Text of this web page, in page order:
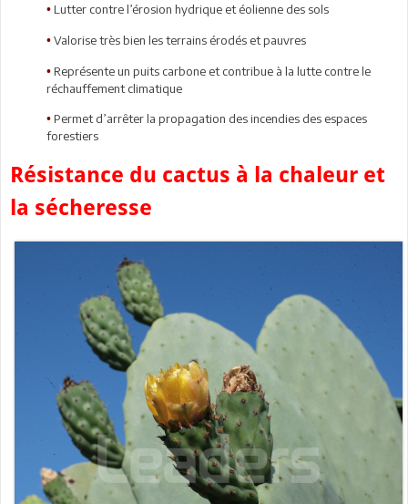
• Lutter contre l’érosion hydrique et éolienne des sols
• Valorise très bien les terrains érodés et pauvres
• Représente un puits carbone et contribue à la lutte contre le
réchauffement climatique
• Permet d’arrêter la propagation des incendies des espaces
forestiers
Résistance du cactus à la chaleur et
la sécheresse